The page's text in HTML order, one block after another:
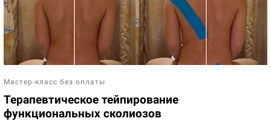
Мастер-класс без оплаты
Терапевтическое тейпирование
функциональных сколиозов